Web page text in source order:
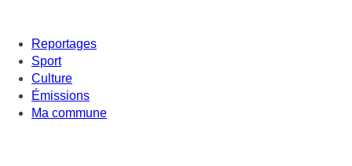
Reportages
Sport
Culture
Émissions
Ma commune